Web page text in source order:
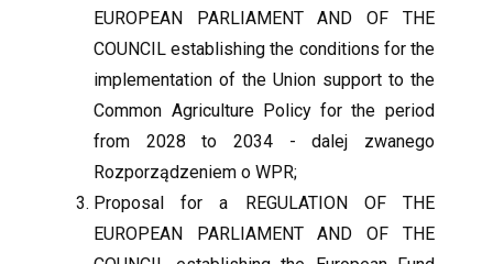
EUROPEAN PARLIAMENT AND OF THE
COUNCIL establishing the conditions for the
implementation of the Union support to the
Common Agriculture Policy for the period
from 2028 to 2034 - dalej zwanego
Rozporządzeniem o WPR;
Proposal for a REGULATION OF THE
EUROPEAN PARLIAMENT AND OF THE